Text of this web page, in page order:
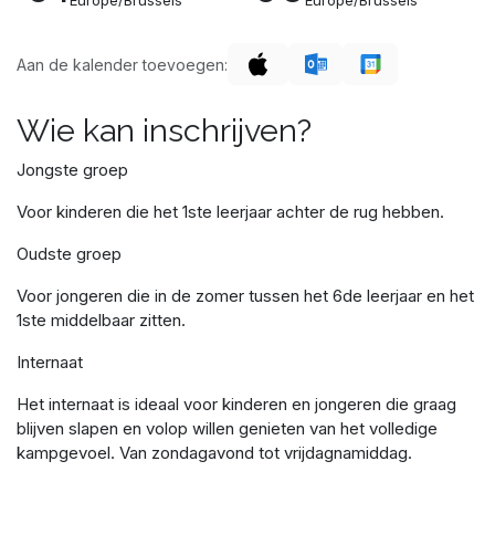
Aan de kalender toevoegen:
Wie kan inschrijven?
Jongste groep
Voor kinderen die het 1ste leerjaar achter de rug hebben.
Oudste groep
Voor jongeren die in de zomer tussen het 6de leerjaar en het
1ste middelbaar zitten.
Internaat
Het internaat is ideaal voor kinderen en jongeren die graag
blijven slapen en volop willen genieten van het volledige
kampgevoel. Van zondagavond tot vrijdagnamiddag.